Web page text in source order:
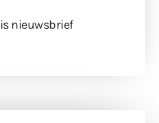
nieuwsbrief